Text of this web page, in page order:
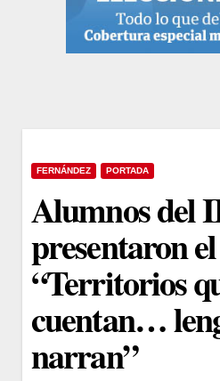
FERNÁNDEZ PORTADA
Alumnos del
presentaron
“Territorios
cuentan…
narran”